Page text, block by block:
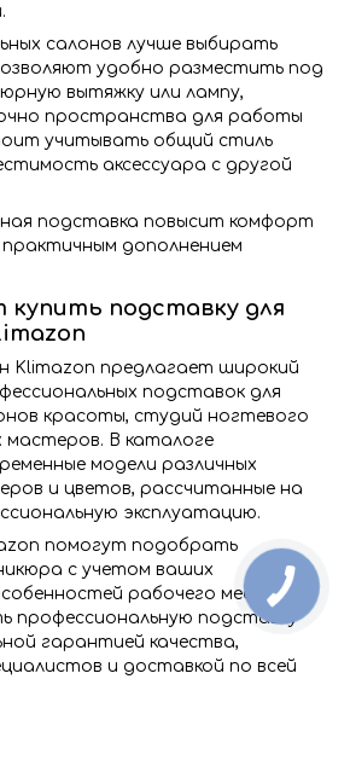
салонов лучше выбирать
удобно разместить под
вытяжку или лампу,
пространства для работы
учитывать общий стиль
аксессуара с другой
подставка повысит комфорт
дополнением
подставку для
Klimazon предлагает широкий
подставок для
красоты, студий ногтевого
мастеров. В каталоге
модели различных
и цветов, рассчитанные на
эксплуатацию.
помогут подобрать
с учетом ваших
рабочего места.
профессиональную подставку
гарантией качества,
и доставкой по всей